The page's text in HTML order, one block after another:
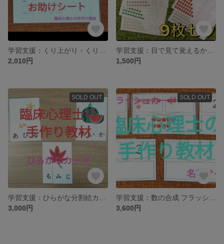
2,010円
1,500円
SOLD OUT
3,000円
SOLD OUT
3,600円